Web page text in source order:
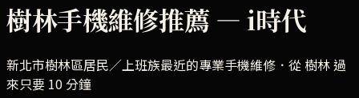
樹林手機維修推薦 — i時代
新北市樹林區居民／上班族最近的專業手機維修． 從 樹林 過
來只要 10 分鐘